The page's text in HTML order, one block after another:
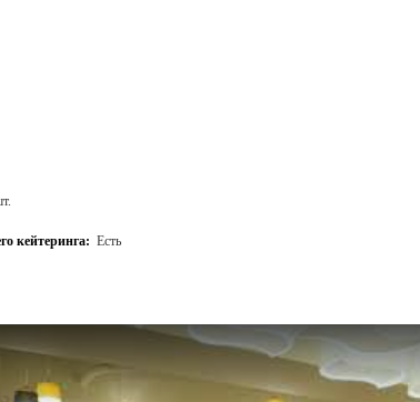
полная техническая поддержка.
своя видеостудия.
кейтеринга: Есть